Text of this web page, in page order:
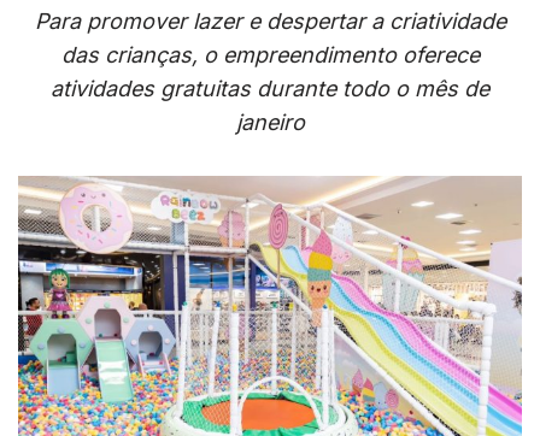
Para promover lazer e despertar a criatividade
das crianças, o empreendimento oferece
atividades gratuitas durante todo o mês de
janeiro